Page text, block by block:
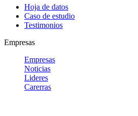
Hoja de datos
Caso de estudio
Testimonios
Empresas
Empresas
Noticias
Lideres
Carerras